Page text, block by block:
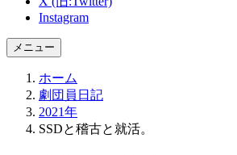
Instagram
メニュー
ホーム
劇団員日記
2021年
SSDと稽古と就活。